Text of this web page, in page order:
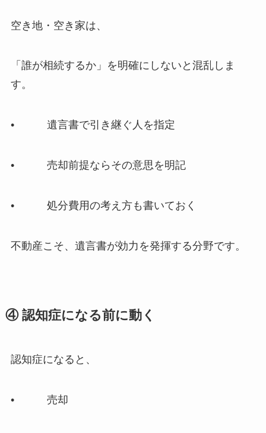
空き地・空き家は、
「誰が相続するか」を明確にしないと混乱しま
す。
• 遺言書で引き継ぐ人を指定
• 売却前提ならその意思を明記
• 処分費用の考え方も書いておく
不動産こそ、遺言書が効力を発揮する分野です。
④ 認知症に​なる前に​動く
認知症になると、
• 売却